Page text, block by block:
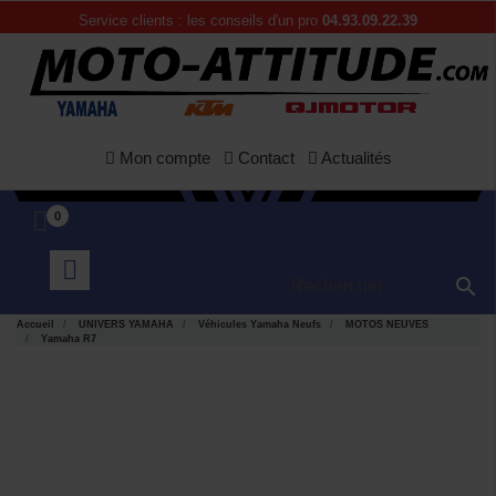
Service clients : les conseils d'un pro 04.93.09.22.39
Mon compte Contact Actualités
0

Accueil UNIVERS YAMAHA Véhicules Yamaha Neufs
MOTOS NEUVES
Yamaha R7